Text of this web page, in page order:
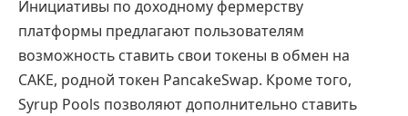
Инициативы по доходному фермерству
платформы предлагают пользователям
возможность ставить свои токены в обмен на
CAKE, родной токен PancakeSwap. Кроме того,
Syrup Pools позволяют дополнительно ставить